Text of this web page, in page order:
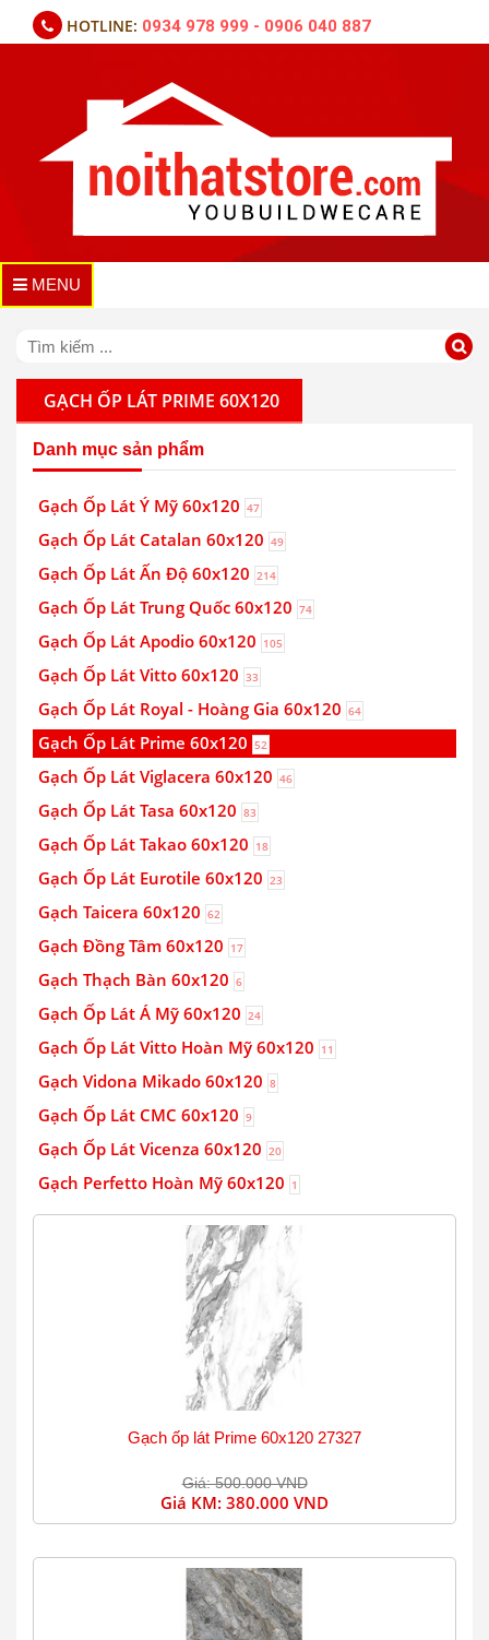
HOTLINE: 0934 978 999 - 0906 040 887
MENU
GẠCH ỐP LÁT PRIME 60X120
Danh mục sản phẩm
Gạch Ốp Lát Ý Mỹ 60x120 47
Gạch Ốp Lát Catalan 60x120 49
Gạch Ốp Lát Ấn Độ 60x120 214
Gạch Ốp Lát Trung Quốc 60x120 74
Gạch Ốp Lát Apodio 60x120 105
Gạch Ốp Lát Vitto 60x120 33
Gạch Ốp Lát Royal - Hoàng Gia 60x120 64
Gạch Ốp Lát Prime 60x120 52
Gạch Ốp Lát Viglacera 60x120 46
Gạch Ốp Lát Tasa 60x120 83
Gạch Ốp Lát Takao 60x120 18
Gạch Ốp Lát Eurotile 60x120 23
Gạch Taicera 60x120 62
Gạch Đồng Tâm 60x120 17
Gạch Thạch Bàn 60x120 6
Gạch Ốp Lát Á Mỹ 60x120 24
Gạch Ốp Lát Vitto Hoàn Mỹ 60x120 11
Gạch Vidona Mikado 60x120 8
Gạch Ốp Lát CMC 60x120 9
Gạch Ốp Lát Vicenza 60x120 20
Gạch Perfetto Hoàn Mỹ 60x120 1
Gạch ốp lát Prime 60x120 27327
Giá: 500.000 VND
Giá KM: 380.000 VND